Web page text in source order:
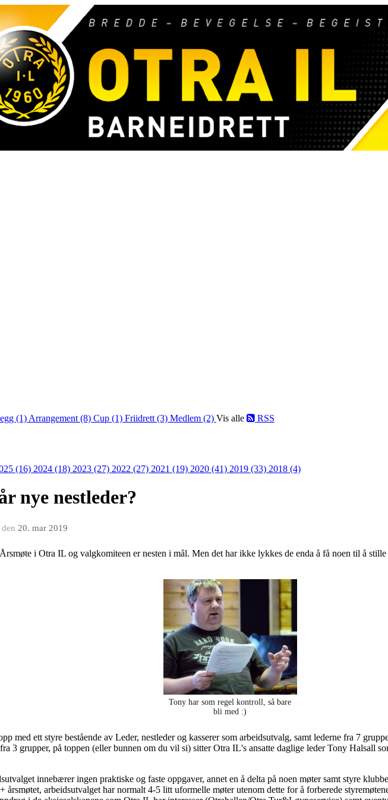
(1) Arrangement (8) Cup (1) Friidrett (3) Medlem (2) Vis alle RSS
(16) 2024 (18) 2023 (27) 2022 (27) 2021 (19) 2020 (41) 2019 (33) 2018 (4)
nye nestleder?
den 20. mar 2019
i Otra IL og valgkomiteen er nesten i mål. Men det har ikke lykkes de enda å få noen til å
Tony har som regel kontroll, så bare
bli med :)
med ett styre bestående av Leder, nestleder og kasserer som arbeidsutvalg, samt lederne fra 7
3 grupper, på toppen (eller bunnen om du vil si) sitter Otra IL's ansatte daglige leder Tony Halsall
innebærer ingen praktiske og faste oppgaver, annet en å delta på noen møter samt styre
årsmøtet, arbeidsutvalget har normalt 4-5 litt uformelle møter utenom dette for å forberede